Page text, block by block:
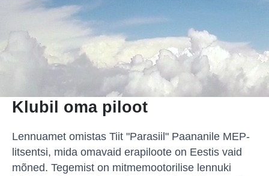
Klubil oma piloot
Lennuamet omistas Tiit "Parasiil" Paananile MEP-
litsentsi, mida omavaid erapiloote on Eestis vaid
mõned. Tegemist on mitmemootorilise lennuki